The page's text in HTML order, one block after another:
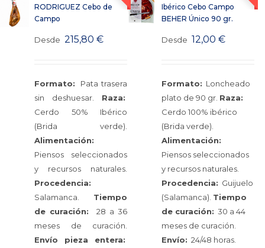
RODRIGUEZ Cebo de
Campo
Desde 215,80€
Formato: Pata trasera
sin deshuesar. Raza:
Cerdo 50% Ibérico
(Brida verde).
Alimentación:
Piensos seleccionados
y recursos naturales.
Procedencia:
Salamanca. Tiempo
de curación: 28 a 36
meses de curación.
Envío pieza entera:
Ibérico Cebo Campo
BEHER Único 90 gr.
Desde 12,00€
Formato: Loncheado
plato de 90 gr. Raza:
Cerdo 100% ibérico
(Brida verde).
Alimentación:
Piensos seleccionados
y recursos naturales.
Procedencia: Guijuelo
(Salamanca). Tiempo
de curación: 30 a 44
meses de curación.
Envío: 24/48 horas.